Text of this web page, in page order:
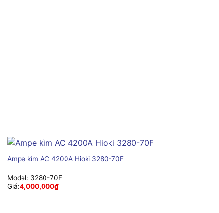
Ampe kìm AC 4200A Hioki 3280-70F
Model: 3280-70F
Giá:4,000,000₫